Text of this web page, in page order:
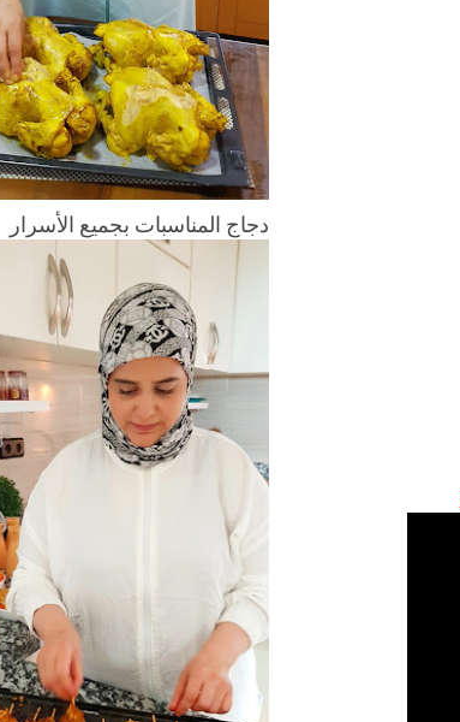
دجاج المناسبات بجميع الأسرار